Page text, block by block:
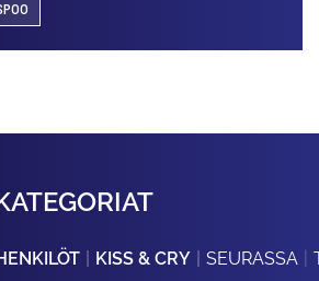
KISS & CRY SEURASSA